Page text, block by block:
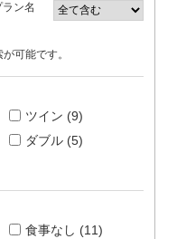
ラン名
可能です。
ツイン (9)
ダブル (5)
食事なし (11)